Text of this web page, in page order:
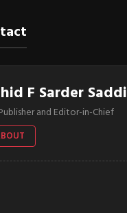
F Sarder Saddi
and Editor-in-Chief